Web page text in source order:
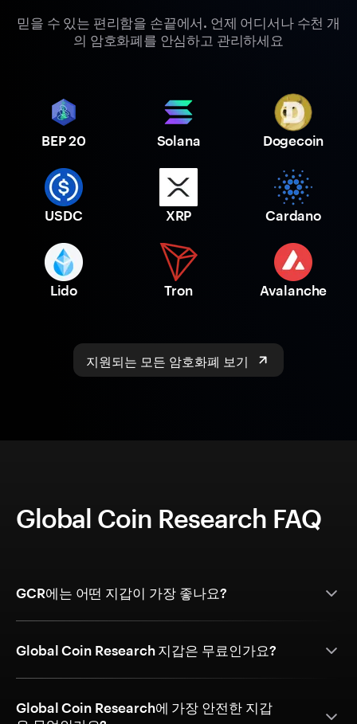
믿을 수 있는 편리함을 손끝에서. 언제 어디서나 수천 개
의 암호화폐를 안심하고 관리하세요
BEP 20 Solana Dogecoin
USDC XRP Cardano
Lido Tron Avalanche
지원되는 모든 암호화폐 보기
Global Coin Research FAQ
GCR에는 어떤 지갑이 가장 좋나요?
Global Coin Research 지갑은 무료인가요?
Global Coin Research에 가장 안전한 지갑